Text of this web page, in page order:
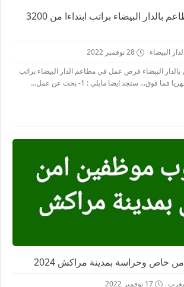
فرص عمل في مطاعم بالدار البيضاء براتب ابتداءا من 3200
البيضاء
28 نوفمبر 2022
البيضاء فرص عمل في مطاعم الدار البيضاء براتب
خاص وحراسة بمدينة مراكش 2024
17 نوفمبر 2022